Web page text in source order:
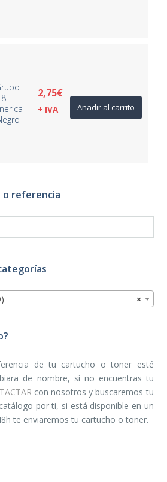
2,75€
+ IVA Añadir al carrito
o referencia
×
de tu cartucho o toner esté
de nombre, si no encuentras tu
con nosotros y buscaremos tu
por ti, si está disponible en un
te enviaremos tu cartucho o toner.